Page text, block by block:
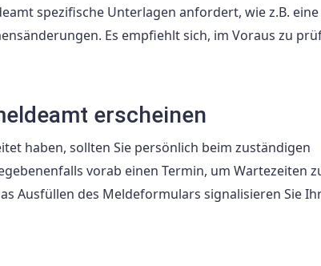
spezifische Unterlagen anfordert, wie z.B. eine
Es empfiehlt sich, im Voraus zu
erscheinen
haben, sollten Sie persönlich beim zuständigen
vorab einen Termin, um Wartezeiten
Ausfüllen des Meldeformulars signalisieren Sie